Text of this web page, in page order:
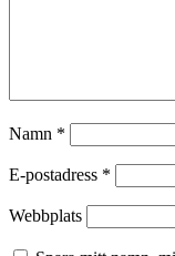
Namn *
E-postadress *
Webbplats